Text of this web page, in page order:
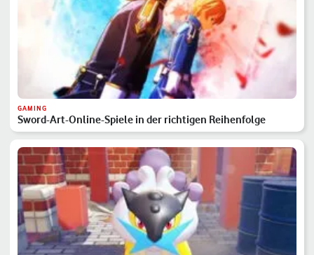
GAMING
Sword-Art-Online-Spiele in der richtigen Reihenfolge